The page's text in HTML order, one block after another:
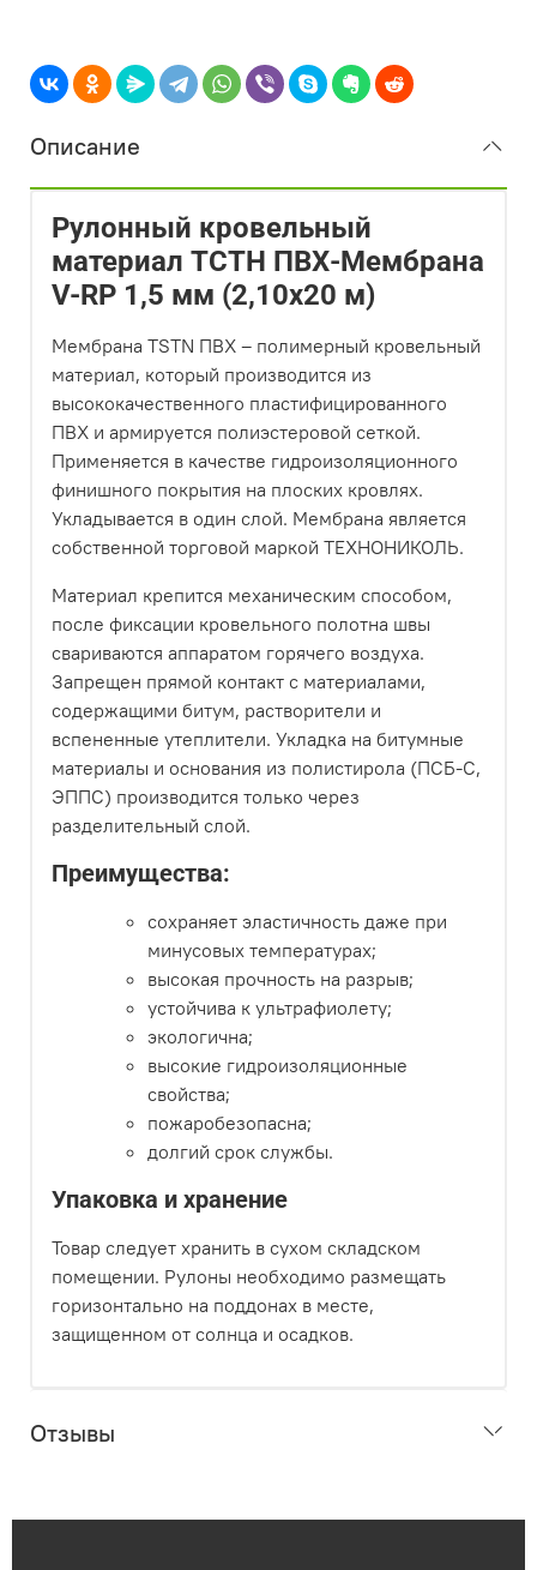
Описание
Рулонный кровельный
материал ТСТН ПВХ-Мембрана
V-RP 1,5 мм (2,10х20 м)
Мембрана ТSTN ПВХ – полимерный кровельный
материал, который производится из
высококачественного пластифицированного
ПВХ и армируется полиэстеровой сеткой.
Применяется в качестве гидроизоляционного
финишного покрытия на плоских кровлях.
Укладывается в один слой. Мембрана является
собственной торговой маркой ТЕХНОНИКОЛЬ.
Материал крепится механическим способом,
после фиксации кровельного полотна швы
свариваются аппаратом горячего воздуха.
Запрещен прямой контакт с материалами,
содержащими битум, растворители и
вспененные утеплители. Укладка на битумные
материалы и основания из полистирола (ПСБ-С,
ЭППС) производится только через
разделительный слой.
Преимущества:
сохраняет эластичность даже при
минусовых температурах;
высокая прочность на разрыв;
устойчива к ультрафиолету;
экологична;
высокие гидроизоляционные
свойства;
пожаробезопасна;
долгий срок службы.
Упаковка и хранение
Товар следует хранить в сухом складском
помещении. Рулоны необходимо размещать
горизонтально на поддонах в месте,
защищенном от солнца и осадков.
Отзывы